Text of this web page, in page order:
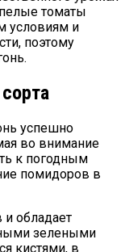
томаты
условиям и
поэтому
успешно
во внимание
к погодным
помидоров в
обладает
зелеными
кистями, в